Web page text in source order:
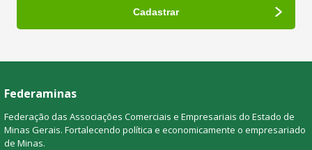
Federaminas
Federação das Associações Comerciais e Empresariais do Estado de
Minas Gerais. Fortalecendo política e economicamente o empresariado
de Minas.